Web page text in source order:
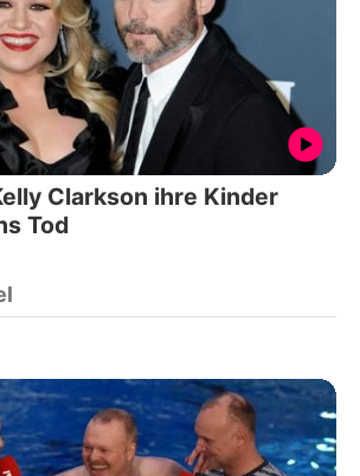
Clarkson ihre Kinder
Tod